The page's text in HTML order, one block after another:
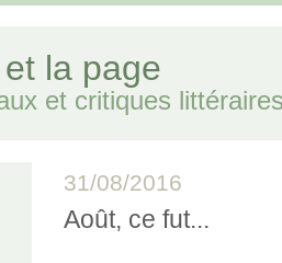
la page
et critiques
31/08/2016
Août, ce fut...